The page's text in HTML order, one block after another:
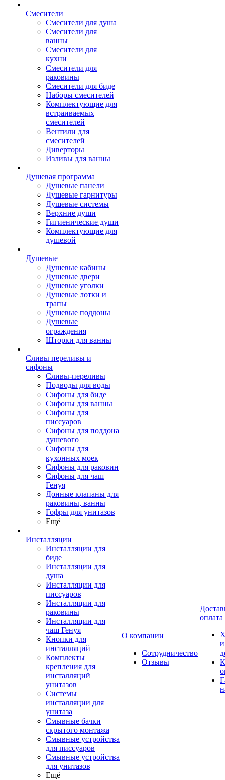
Смесители
Смесители для душа
Смесители для
ванны
Смесители для
кухни
Смесители для
раковины
Смесители для биде
Наборы смесителей
Комплектующие для
встраиваемых
смесителей
Вентили для
смесителей
Диверторы
Изливы для ванны
Душевая программа
Душевые панели
Душевые гарнитуры
Душевые системы
Верхние души
Гигиенические души
Комплектующие для
душевой
Душевые
Душевые кабины
Душевые двери
Душевые уголки
Душевые лотки и
трапы
Душевые поддоны
Душевые
ограждения
Шторки для ванны
Сливы переливы и
сифоны
Сливы-переливы
Подводы для воды
Сифоны для биде
Сифоны для ванны
Сифоны для
писсуаров
Сифоны для поддона
душевого
Сифоны для
кухонных моек
Сифоны для раковин
Сифоны для чаш
Генуя
Донные клапаны для
раковины, ванны
Гофры для унитазов
Ещё
Инсталляции
Инсталляции для
биде
Инсталляции для
душа
Инсталляции для
писсуаров
Инсталляции для
раковины
Инсталляции для
чаш Генуя
Кнопки для
инсталляций
Комплекты
крепления для
инсталляций
унитазов
Системы
инсталляции для
унитаза
Смывные бачки
скрытого монтажа
Смывные устройства
для писсуаров
Смывные устройства
для унитазов
Ещё
О компании
Сотрудничество
Отзывы
оплата
и